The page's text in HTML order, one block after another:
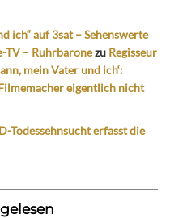
ich“ auf 3sat – Sehenswerte
TV – Ruhrbaronezu Regisseur
mein Vater und ich‘:
eigentlich nicht
Todessehnsucht erfasst die